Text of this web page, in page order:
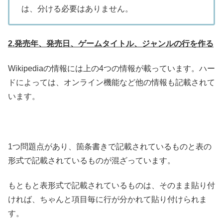
は、分ける必要はありません。
2.発売年、発売日、ゲームタイトル、ジャンルの行を作る
Wikipediaの情報には上の4つの情報が載っています。ハー
ドによっては、オンライン機能など他の情報も記載されて
います。
1つ問題点があり、箇条書きで記載されているものと表の
形式で記載されているものが混ざっています。
もともと表形式で記載されているものは、そのまま貼り付
ければ、ちゃんと項目毎に行が分かれて貼り付けられま
す。